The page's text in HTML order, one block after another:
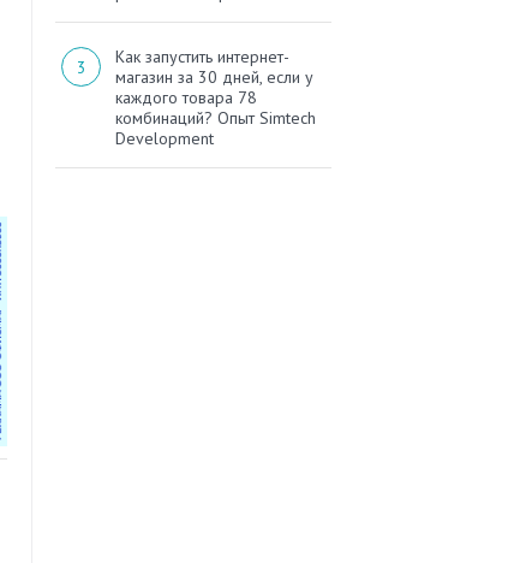
Как запустить интернет-
магазин за 30 дней, если у
каждого товара 78
комбинаций? Опыт Simtech
Development